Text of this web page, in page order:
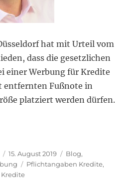
hat mit Urteil vom
dass die gesetzlichen
einer Werbung für Kredite
entfernten Fußnote in
platziert werden dürfen.
Pflichtangaben bei
Veröffentlicht
am
15. August 2019 Kategorien
Blog,
Schlagwörter
Pflichtangaben Kredite,